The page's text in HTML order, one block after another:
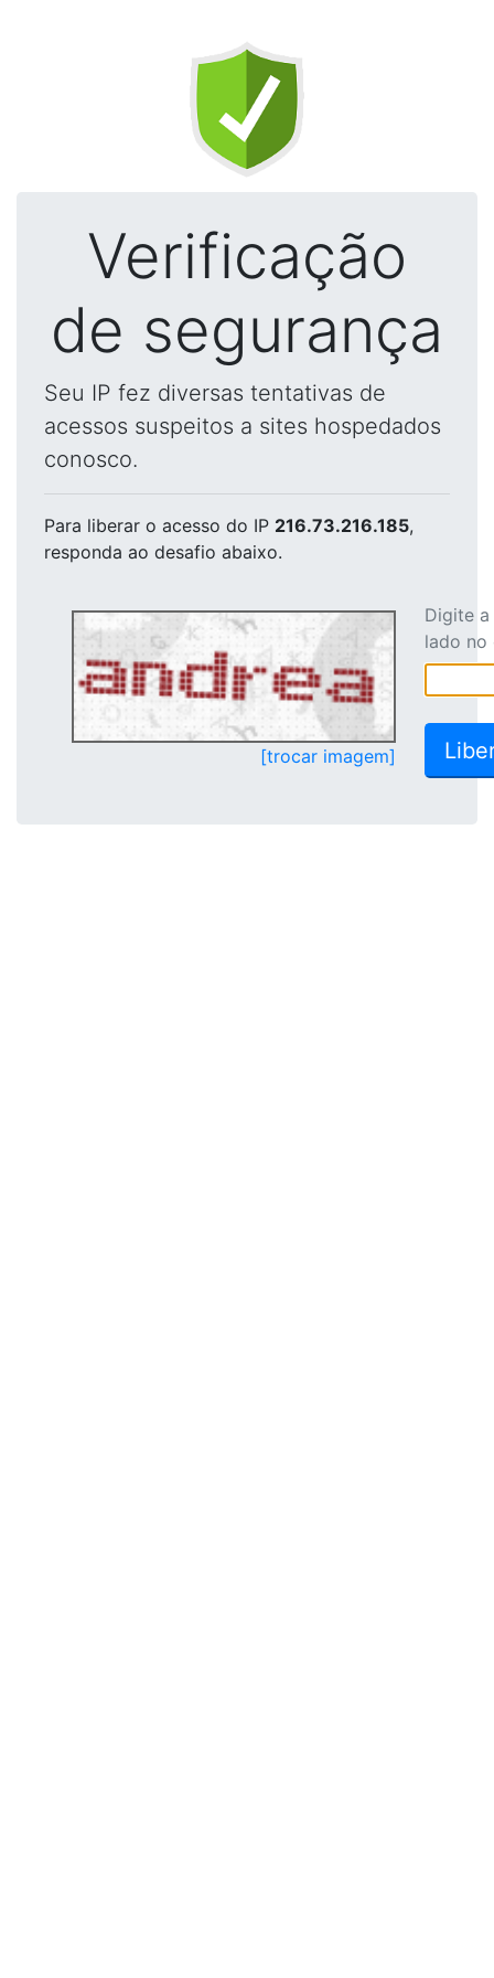
Verificação
de segurança
Seu IP fez diversas tentativas de
acessos suspeitos a sites hospedados
conosco.
Para liberar o acesso do IP 216.73.216.185,
responda ao desafio abaixo.
[trocar imagem]
Digite
lado no